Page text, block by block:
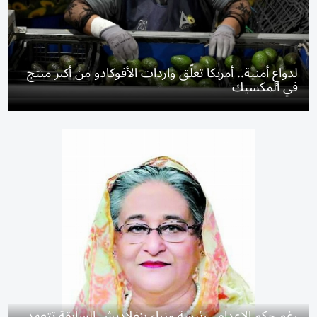
لدواعٍ أمنية.. أمريكا تعلّق واردات الأفوكادو من أكبر منتج
في المكسيك